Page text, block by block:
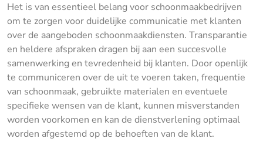
Het is van essentieel belang voor schoonmaakbedrijven
om te zorgen voor duidelijke communicatie met klanten
over de aangeboden schoonmaakdiensten. Transparantie
en heldere afspraken dragen bij aan een succesvolle
samenwerking en tevredenheid bij klanten. Door openlijk
te communiceren over de uit te voeren taken, frequentie
van schoonmaak, gebruikte materialen en eventuele
specifieke wensen van de klant, kunnen misverstanden
worden voorkomen en kan de dienstverlening optimaal
worden afgestemd op de behoeften van de klant.